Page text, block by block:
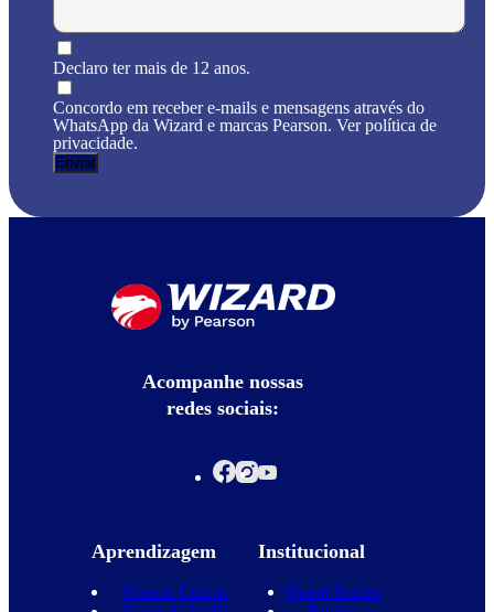
Declaro ter mais de 12 anos.
Concordo em receber e-mails e mensagens através do
WhatsApp da Wizard e marcas Pearson. Ver política de
privacidade.
Acompanhe nossas
redes sociais:
Aprendizagem
Nossos Cursos
Institucional
Quem Somos